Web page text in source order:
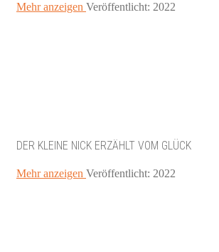
Mehr anzeigen Veröffentlicht: 2022
DER KLEINE NICK ERZÄHLT VOM GLÜCK
Mehr anzeigen Veröffentlicht: 2022